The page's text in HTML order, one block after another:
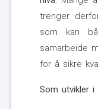
trenger
som kan
samarbeide
for å sikre
Som utvikler i